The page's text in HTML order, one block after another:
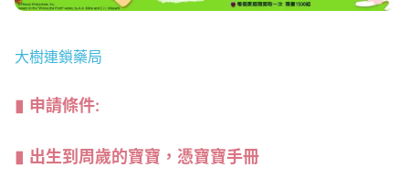
大樹連鎖藥局
申請條件:
出生到周歲的寶寶，憑寶寶手冊